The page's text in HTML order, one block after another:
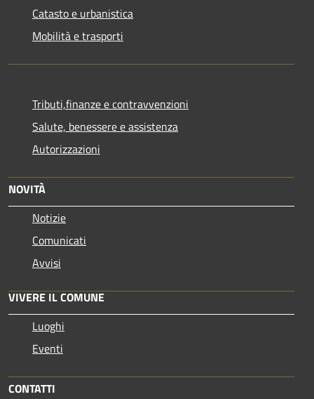
Catasto e urbanistica
Mobilità e trasporti
Tributi,finanze e contravvenzioni
Salute, benessere e assistenza
Autorizzazioni
NOVITÀ
Notizie
Comunicati
Avvisi
VIVERE IL COMUNE
Luoghi
Eventi
CONTATTI